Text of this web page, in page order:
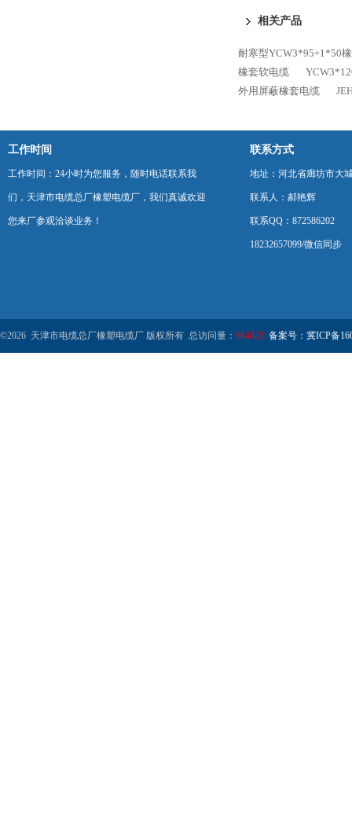
相关产品
耐寒型YCW3*95+1*50
橡套软电缆
外用屏蔽橡套电缆
工作时间
工作时间：24小时为您服务，随时电话联系我
们，天津市电缆总厂橡塑电缆厂，我们真诚欢迎
您来厂参观洽谈业务！
联系方式
地址：河北省廊坊市大
联系人：郝艳辉
联系QQ：872586202
18232657099/微信同步
©2026 天津市电缆总厂橡塑电缆厂 版权所有 总访问量： 964823 备案号：冀ICP备